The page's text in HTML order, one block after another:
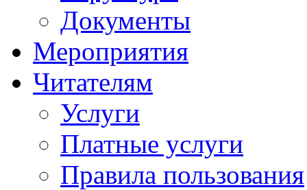
Документы
Мероприятия
Читателям
Услуги
Платные услуги
Правила пользования